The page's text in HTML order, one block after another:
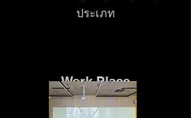
ประเภท
Work Place